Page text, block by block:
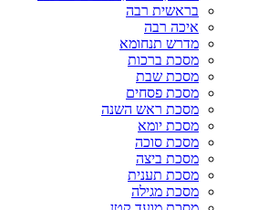
בראשית רבה
איכה רבה
מדרש תנחומא
מסכת ברכות
מסכת שבת
מסכת פסחים
מסכת ראש השנה
מסכת יומא
מסכת סוכה
מסכת ביצה
מסכת תענית
מסכת מגילה